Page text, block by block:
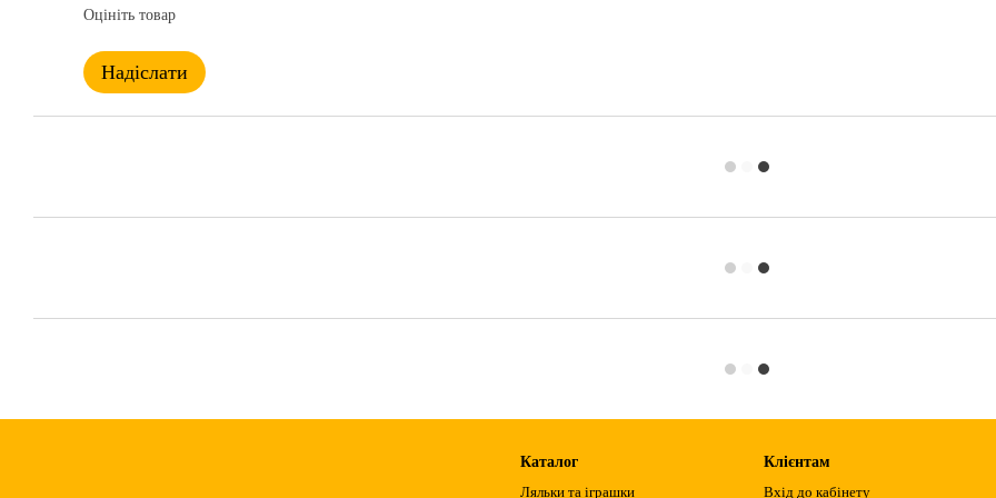
Оцініть товар
Надіслати
Каталог
Ляльки та іграшки
Клієнтам
Вхід до кабінету